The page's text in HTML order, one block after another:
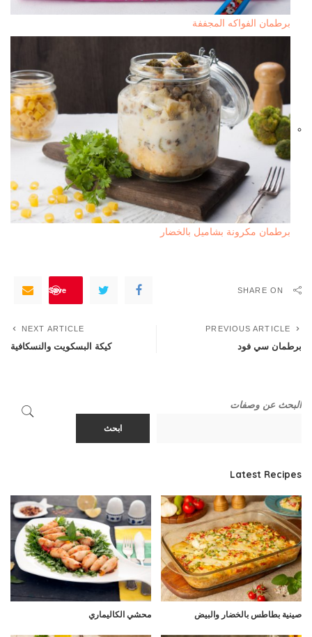
برطمان الفواكه المجففة
برطمان مكرونة بشاميل بالخضار
SHARE ON
Save
PREVIOUS ARTICLE
برطمان سي فود
NEXT ARTICLE
كيكة البسكويت والنسكافية
البحث عن وصفات
ابحث
Latest Recipes
صينية بطاطس بالخضار والبيض محشي الكاليماري